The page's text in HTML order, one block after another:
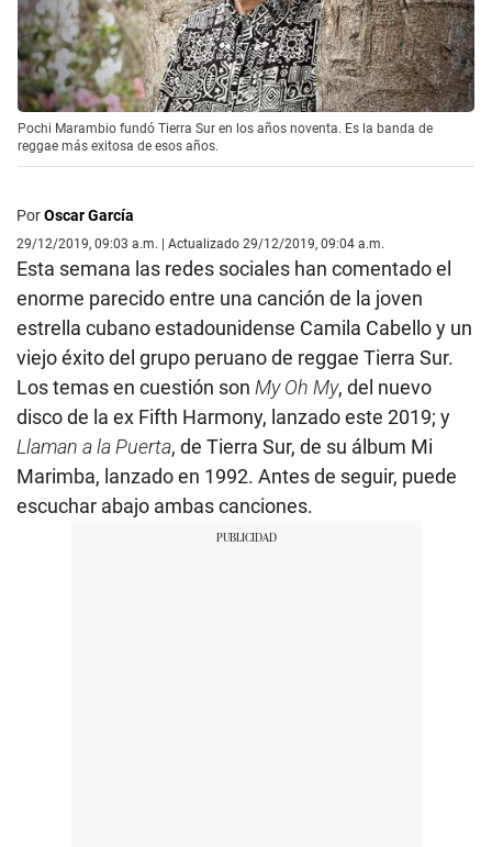
Pochi Marambio fundó Tierra Sur en los años noventa. Es la banda de
reggae más exitosa de esos años.
PorOscar García
29/12/2019, 09:03 a.m. | Actualizado 29/12/2019, 09:04 a.m.
Esta semana las redes sociales han comentado el
enorme parecido entre una canción de la joven
estrella cubano estadounidense Camila Cabello y un
viejo éxito del grupo peruano de reggae Tierra Sur.
Los temas en cuestión son My Oh My, del nuevo
disco de la ex Fifth Harmony, lanzado este 2019; y
Llaman a la Puerta, de Tierra Sur, de su álbum Mi
Marimba, lanzado en 1992. Antes de seguir, puede
escuchar abajo ambas canciones.